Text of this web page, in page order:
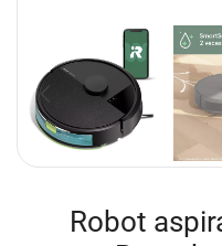
Robot